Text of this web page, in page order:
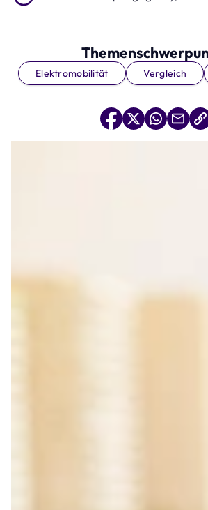
Elektromobilität Vergleich